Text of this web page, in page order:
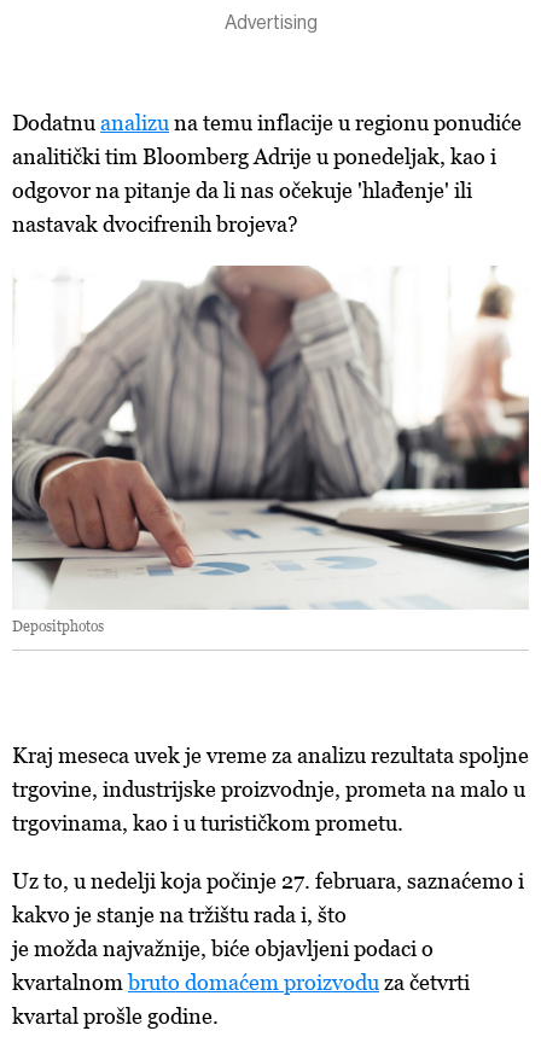
Dodatnu analizu na temu inflacije u regionu ponudiće
analitički tim Bloomberg Adrije u ponedeljak, kao i
odgovor na pitanje da li nas očekuje 'hlađenje' ili
nastavak dvocifrenih brojeva?
Depositphotos
Kraj meseca uvek je vreme za analizu rezultata spoljne
trgovine, industrijske proizvodnje, prometa na malo u
trgovinama, kao i u turističkom prometu.
Uz to, u nedelji koja počinje 27. februara, saznaćemo i
kakvo je stanje na tržištu rada i, što
je možda najvažnije, biće objavljeni podaci o
kvartalnombruto domaćem proizvodu za četvrti
kvartal prošle godine.